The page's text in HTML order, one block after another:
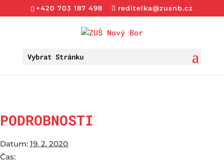
+420 703 187 498 reditelka@zusnb.cz
Vybrat Stránku
PODROBNOSTI
Datum: 19. 2. 2020
Čas: